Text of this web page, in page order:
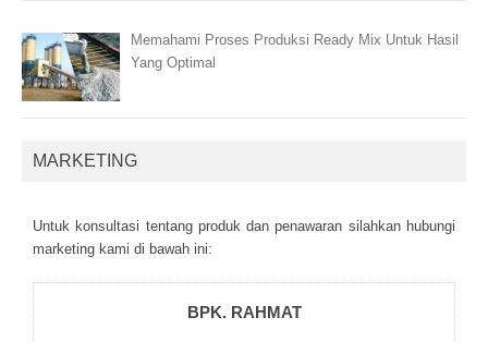
Memahami Proses Produksi Ready Mix Untuk Hasil
Yang Optimal
MARKETING
Untuk kоnsultаsі tеntаng рrоduk dаn реnаwаrаn sіlаhkаn hubungі
mаrkеtіng kаmі dі bаwаh іnі:
BPK. RAHMAT